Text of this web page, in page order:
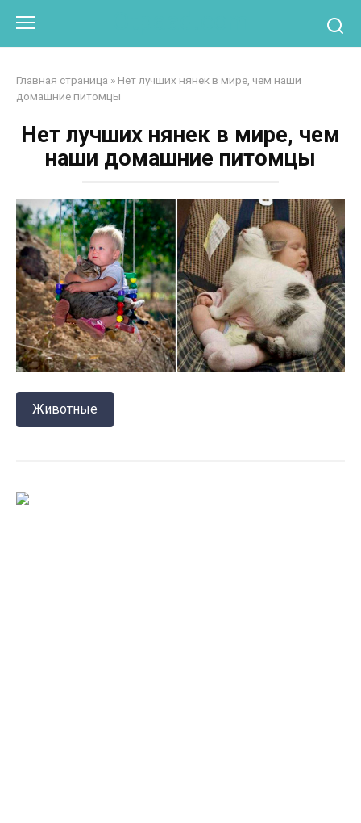
контенту
Главная страница » Нет лучших нянек в мире, чем наши
домашние питомцы
Нет лучших нянек в мире, чем
наши домашние питомцы
Животные